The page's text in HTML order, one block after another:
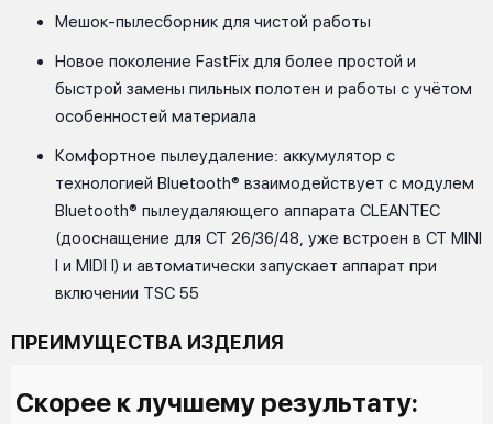
Мешок-пылесборник для чистой работы
Новое поколение FastFix для более простой и
быстрой замены пильных полотен и работы с учётом
особенностей материала
Комфортное пылеудаление: аккумулятор с
технологией Bluetooth® взаимодействует с модулем
Bluetooth® пылеудаляющего аппарата CLEANTEC
(дооснащение для CT 26/36/48, уже встроен в CT MINI
I и MIDI I) и автоматически запускает аппарат при
включении TSC 55
ПРЕИМУЩЕСТВА ИЗДЕЛИЯ
Скорее к лучшему результату: